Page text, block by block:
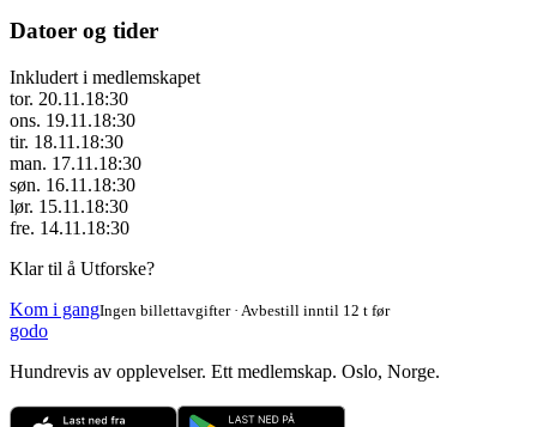
Datoer og tider
Inkludert i medlemskapet
tor. 20.11.18:30
ons. 19.11.18:30
tir. 18.11.18:30
man. 17.11.18:30
søn. 16.11.18:30
lør. 15.11.18:30
fre. 14.11.18:30
Klar til å Utforske?
Kom i gangIngen billettavgifter · Avbestill inntil 12 t før
godo
Hundrevis av opplevelser. Ett medlemskap. Oslo, Norge.